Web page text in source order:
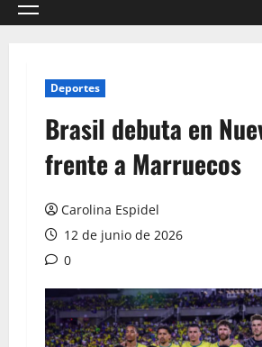
Deportes
Brasil debuta en
frente a Marruecos
Carolina Espidel
12 de junio de 2026
0